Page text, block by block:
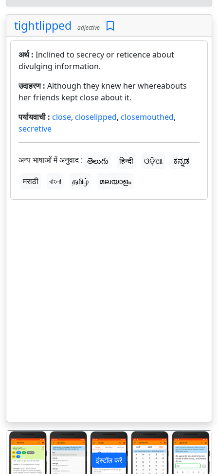
tightlipped adjective
अर्थ : Inclined to secrecy or reticence about
divulging information.
उदाहरण : Although they knew her whereabouts
her friends kept close about it.
पर्यायवाची : close, closelipped, closemouthed,
secretive
अन्य भाषाओं में अनुवाद : తెలుగు हिन्दी ଓଡ଼ିଆ
ಕನ್ನಡ
मराठी
বাংলা தமிழ் മലയാളം
इंस्टॉल करें
पिछला अगला